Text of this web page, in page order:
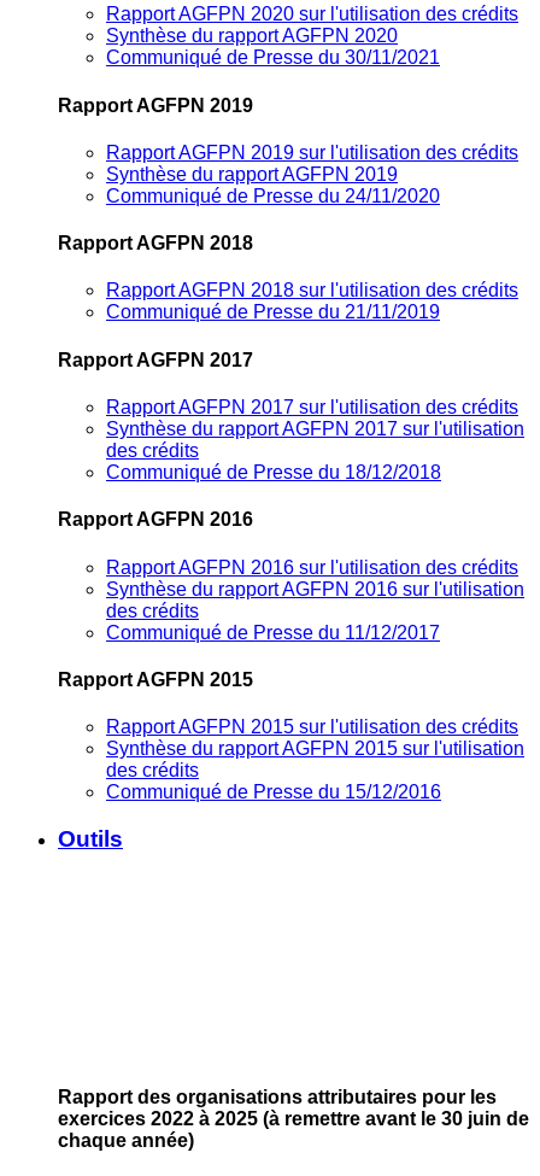
Rapport AGFPN 2020 sur l'utilisation des crédits
Synthèse du rapport AGFPN 2020
Communiqué de Presse du 30/11/2021
Rapport AGFPN 2019
Rapport AGFPN 2019 sur l'utilisation des crédits
Synthèse du rapport AGFPN 2019
Communiqué de Presse du 24/11/2020
Rapport AGFPN 2018
Rapport AGFPN 2018 sur l'utilisation des crédits
Communiqué de Presse du 21/11/2019
Rapport AGFPN 2017
Rapport AGFPN 2017 sur l'utilisation des crédits
Synthèse du rapport AGFPN 2017 sur l'utilisation
des crédits
Communiqué de Presse du 18/12/2018
Rapport AGFPN 2016
Rapport AGFPN 2016 sur l'utilisation des crédits
Synthèse du rapport AGFPN 2016 sur l'utilisation
des crédits
Communiqué de Presse du 11/12/2017
Rapport AGFPN 2015
Rapport AGFPN 2015 sur l'utilisation des crédits
Synthèse du rapport AGFPN 2015 sur l'utilisation
des crédits
Communiqué de Presse du 15/12/2016
Outils
Rapport des organisations attributaires pour les
exercices 2022 à 2025 (à remettre avant le 30 juin de
chaque année)